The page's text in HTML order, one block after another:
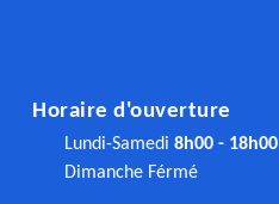
Horaire d'ouverture
Lundi-Samedi 8h00 - 18h00
Dimanche Férmé